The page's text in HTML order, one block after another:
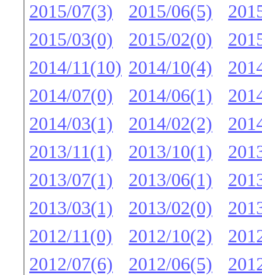
2015/07(3)
2015/06(5)
2015/03(0)
2015/02(0)
2014/11(10) 2014/10(4)
2014/07(0)
2014/06(1)
2014/03(1)
2014/02(2)
2013/11(1)
2013/10(1)
2013/07(1)
2013/06(1)
2013/03(1)
2013/02(0)
2012/11(0)
2012/10(2)
2012/07(6)
2012/06(5)